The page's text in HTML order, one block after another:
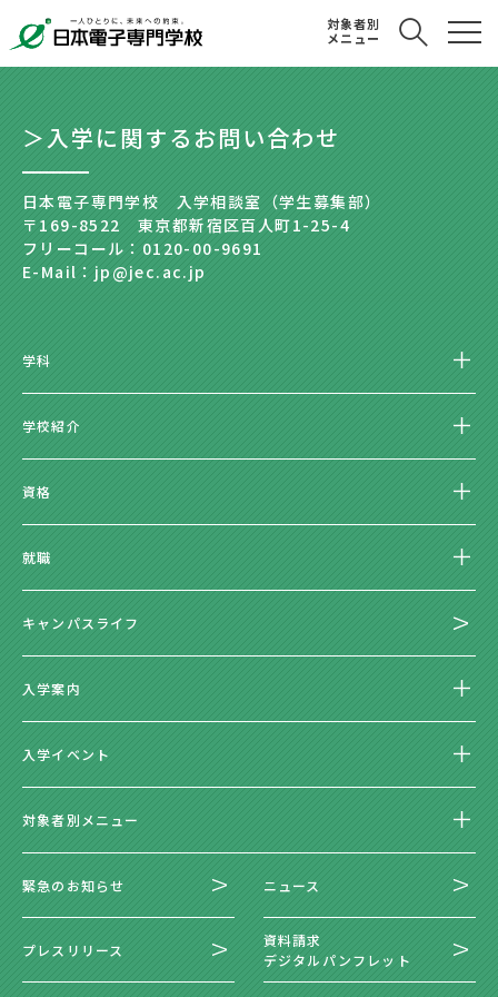
対象者別
メニュー
＞入学に関するお問い合わせ
日本電子専門学校 入学相談室（学生募集部）
〒169-8522 東京都新宿区百人町1-25-4
フリーコール：0120-00-9691
E-Mail：jp@jec.ac.jp
学科
学校紹介
資格
就職
キャンパスライフ
入学案内
入学イベント
対象者別メニュー
緊急のお知らせ ニュース
プレスリリース
資料請求
デジタルパンフレット